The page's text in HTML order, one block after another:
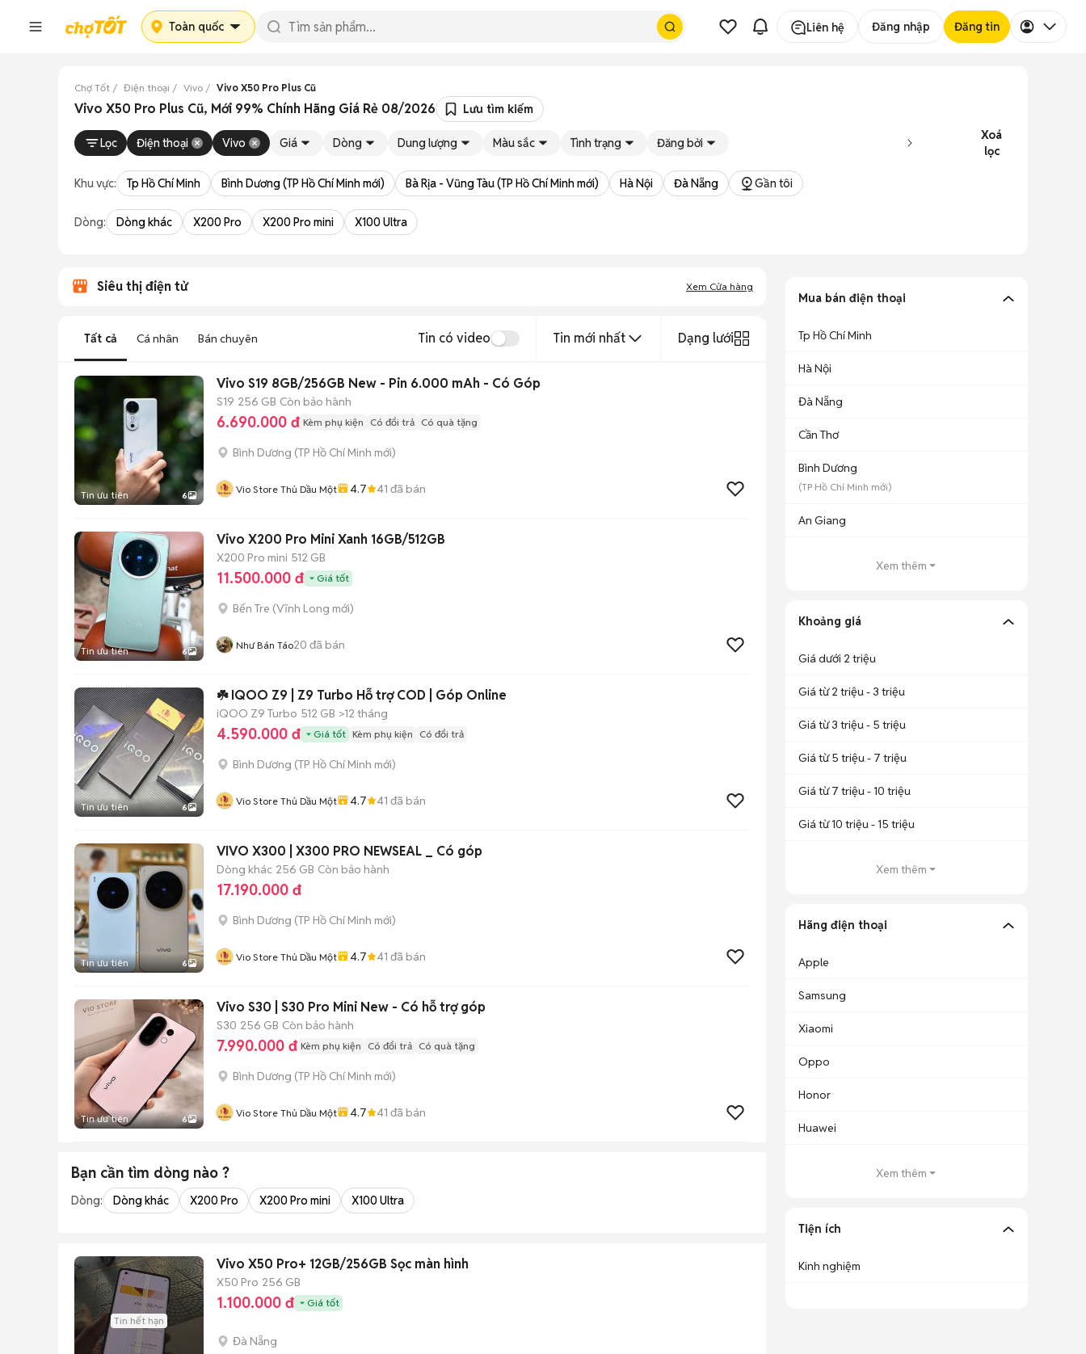
Toàn quốc Liên hệ Đăng nhập Đăng tin
Chợ Tốt Điện thoại Vivo Vivo X50 Pro Plus Cũ
Vivo X50 Pro Plus Cũ, Mới 99% Chính Hãng Giá Rẻ 08/2026 Lưu tìm kiếm
Lọc Điện thoại Vivo Giá Dòng Dung lượng Màu sắc Tình trạng Đăng bởi
Xoá
lọc
Khu vực: Tp Hồ Chí Minh Bình Dương (TP Hồ Chí Minh mới) Bà Rịa - Vũng Tàu (TP Hồ Chí Minh mới) Hà Nội Đà Nẵng Gần tôi
Dòng: Dòng khác X200 Pro X200 Pro mini X100 Ultra
Siêu thị điện tử Xem Cửa hàng
Tất cả Cá nhân Bán chuyên Tin có video Tin mới nhất Dạng lưới
Tin ưu tiên 6
Vivo S19 8GB/256GB New - Pin 6.000 mAh - Có Góp
S19 256 GB Còn bảo hành
6.690.000 đ Kèm phụ kiện Có đổi trả Có quà tặng
Bình Dương (TP Hồ Chí Minh mới)
Vio Store Thủ Dầu Một 4.7 41 đã bán
Tin ưu tiên 6
Vivo X200 Pro Mini Xanh 16GB/512GB
X200 Pro mini 512 GB
11.500.000 đ Giá tốt
Bến Tre (Vĩnh Long mới)
Như Bán Táo20 đã bán
Tin ưu tiên 6
☘️ IQOO Z9 | Z9 Turbo Hỗ trợ COD | Góp Online
iQOO Z9 Turbo 512 GB >12 tháng
4.590.000 đ Giá tốt Kèm phụ kiện Có đổi trả
Bình Dương (TP Hồ Chí Minh mới)
Vio Store Thủ Dầu Một 4.7 41 đã bán
Tin ưu tiên 6
VIVO X300 | X300 PRO NEWSEAL _ Có góp
Dòng khác 256 GB Còn bảo hành
17.190.000 đ
Bình Dương (TP Hồ Chí Minh mới)
Vio Store Thủ Dầu Một 4.7 41 đã bán
Tin ưu tiên 6
Vivo S30 | S30 Pro Mini New - Có hỗ trợ góp
S30 256 GB Còn bảo hành
7.990.000 đ Kèm phụ kiện Có đổi trả Có quà tặng
Bình Dương (TP Hồ Chí Minh mới)
Vio Store Thủ Dầu Một 4.7 41 đã bán
Bạn cần tìm dòng nào ?
Dòng: Dòng khác X200 Pro X200 Pro mini X100 Ultra
Tin hết hạn
Vivo X50 Pro+ 12GB/256GB Sọc màn hình
X50 Pro 256 GB
1.100.000 đ Giá tốt
Đà Nẵng
Mua bán điện thoại
Tp Hồ Chí Minh
Hà Nội
Đà Nẵng
Cần Thơ
Bình Dương
(TP Hồ Chí Minh mới)
An Giang
Xem thêm
Khoảng giá
Giá dưới 2 triệu
Giá từ 2 triệu - 3 triệu
Giá từ 3 triệu - 5 triệu
Giá từ 5 triệu - 7 triệu
Giá từ 7 triệu - 10 triệu
Giá từ 10 triệu - 15 triệu
Xem thêm
Hãng điện thoại
Apple
Samsung
Xiaomi
Oppo
Honor
Huawei
Xem thêm
Tiện ích
Kinh nghiệm